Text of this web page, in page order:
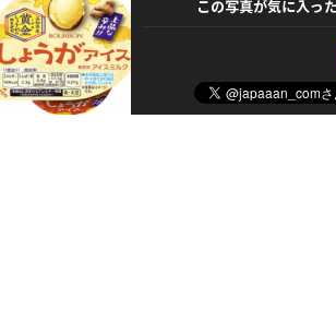
この写真が気に入っ